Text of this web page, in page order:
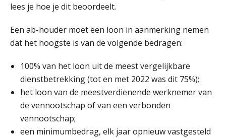
lees je hoe je dit beoordeelt.
Een ab-houder moet een loon in aanmerking nemen
dat het hoogste is van de volgende bedragen:
100% van het loon uit de meest vergelijkbare
dienstbetrekking (tot en met 2022 was dit 75%);
het loon van de meestverdienende werknemer van
de vennootschap of van een verbonden
vennootschap;
een minimumbedrag, elk jaar opnieuw vastgesteld